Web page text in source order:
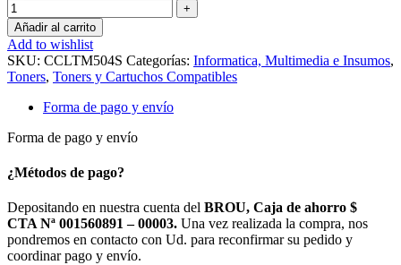
Añadir al carrito
Add to wishlist
SKU: CCLTM504S Categorías: Informatica, Multimedia e Insumos,
Toners, Toners y Cartuchos Compatibles
Forma de pago y envío
Forma de pago y envío
¿Métodos de pago?
Depositando en nuestra cuenta del BROU, Caja de ahorro $
CTA Nª 001560891 – 00003. Una vez realizada la compra, nos
pondremos en contacto con Ud. para reconfirmar su pedido y
coordinar pago y envío.